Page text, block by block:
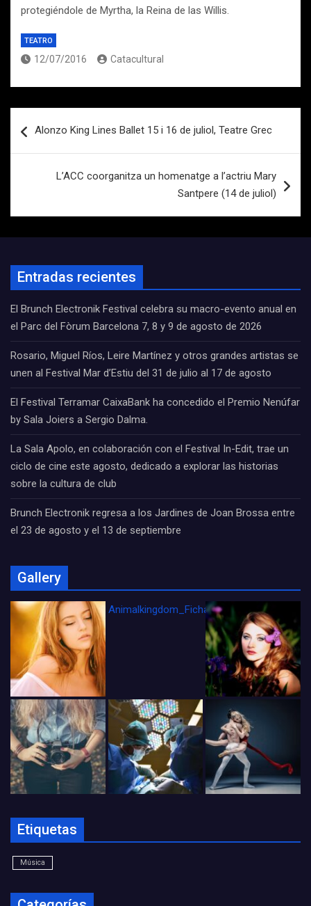
protegiéndole de Myrtha, la Reina de las Willis.
TEATRO
12/07/2016 Catacultural
de
Alonzo King Lines Ballet 15 i 16 de juliol, Teatre Grec
L’ACC coorganitza un homenatge a l’actriu Mary
Santpere (14 de juliol)
Entradas recientes
El Brunch Electronik Festival celebra su macro-evento anual en
el Parc del Fòrum Barcelona 7, 8 y 9 de agosto de 2026
Rosario, Miguel Ríos, Leire Martínez y otros grandes artistas se
unen al Festival Mar d’Estiu del 31 de julio al 17 de agosto
El Festival Terramar CaixaBank ha concedido el Premio Nenúfar
by Sala Joiers a Sergio Dalma.
La Sala Apolo, en colaboración con el Festival In-Edit, trae un
ciclo de cine este agosto, dedicado a explorar las historias
sobre la cultura de club
Brunch Electronik regresa a los Jardines de Joan Brossa entre
el 23 de agosto y el 13 de septiembre
Gallery
Animalkingdom_FichaCine
Etiquetas
Música